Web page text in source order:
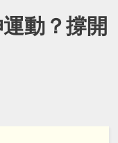
動？撐開